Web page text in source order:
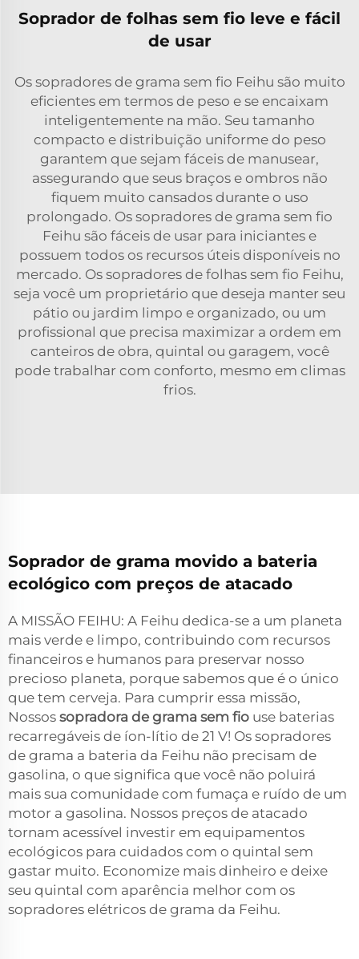
Soprador de folhas sem fio leve e fácil
de usar
Os sopradores de grama sem fio Feihu são muito
eficientes em termos de peso e se encaixam
inteligentemente na mão. Seu tamanho
compacto e distribuição uniforme do peso
garantem que sejam fáceis de manusear,
assegurando que seus braços e ombros não
fiquem muito cansados durante o uso
prolongado. Os sopradores de grama sem fio
Feihu são fáceis de usar para iniciantes e
possuem todos os recursos úteis disponíveis no
mercado. Os sopradores de folhas sem fio Feihu,
seja você um proprietário que deseja manter seu
pátio ou jardim limpo e organizado, ou um
profissional que precisa maximizar a ordem em
canteiros de obra, quintal ou garagem, você
pode trabalhar com conforto, mesmo em climas
frios.
Soprador de grama movido a bateria
ecológico com preços de atacado
A MISSÃO FEIHU: A Feihu dedica-se a um planeta
mais verde e limpo, contribuindo com recursos
financeiros e humanos para preservar nosso
precioso planeta, porque sabemos que é o único
que tem cerveja. Para cumprir essa missão,
Nossos sopradora de grama sem fio use baterias
recarregáveis de íon-lítio de 21 V! Os sopradores
de grama a bateria da Feihu não precisam de
gasolina, o que significa que você não poluirá
mais sua comunidade com fumaça e ruído de um
motor a gasolina. Nossos preços de atacado
tornam acessível investir em equipamentos
ecológicos para cuidados com o quintal sem
gastar muito. Economize mais dinheiro e deixe
seu quintal com aparência melhor com os
sopradores elétricos de grama da Feihu.